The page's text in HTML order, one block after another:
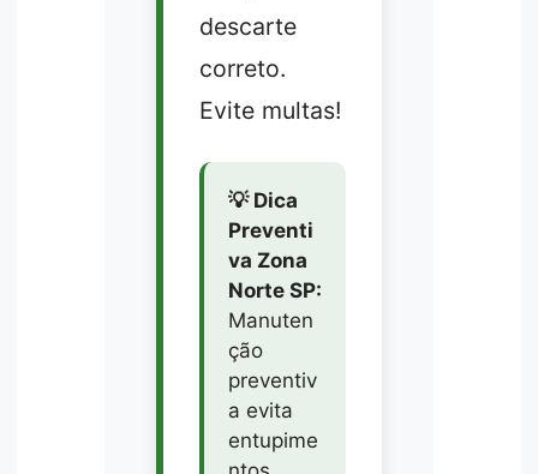
descarte
correto.
Evite multas!
💡 Dica
Preventi
va Zona
Norte SP:
Manuten
ção
preventiv
a evita
entupime